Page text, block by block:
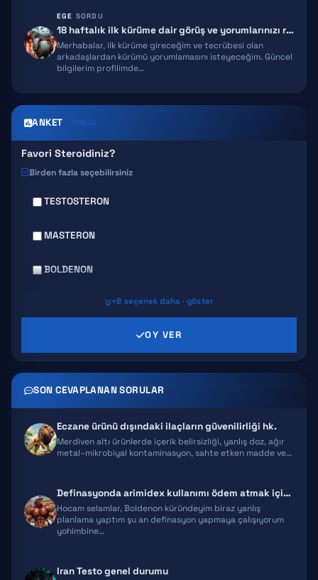
MELANOTAN 2
EPITALON
EGE SORDU
18 haftalık ilk kürüme dair görüş ve yorumlarınızı rica ediyorum!
Merhabalar, ilk kürüme gireceğim ve tecrübesi olan
arkadaşlardan kürümü yorumlamasını isteyeceğim. Güncel
bilgilerim profilimde…
ANKET ÇOKLU
Favori Steroidiniz?
Birden fazla seçebilirsiniz
TESTOSTERON
MASTERON
BOLDENON
DECA DURABOLIN
TRENBOLONE
CLENBUTEROL
YOHIMBINE
DIANABOL
+8 seçenek daha · göster
OY VER
SON CEVAPLANAN SORULAR
Eczane ürünü dışındaki ilaçların güvenilirliği hk.
Merdiven altı ürünlerde içerik belirsizliği, yanlış doz, ağır
metal–mikrobiyal kontaminasyon, sahte etken madde ve…
Definasyonda arimidex kullanımı ödem atmak için mantıklı mı?
Hocam selamlar, Boldenon küründeyim biraz yanlış
planlama yaptım şu an definasyon yapmaya çalışıyorum
yohimbine…
Iran Testo genel durumu